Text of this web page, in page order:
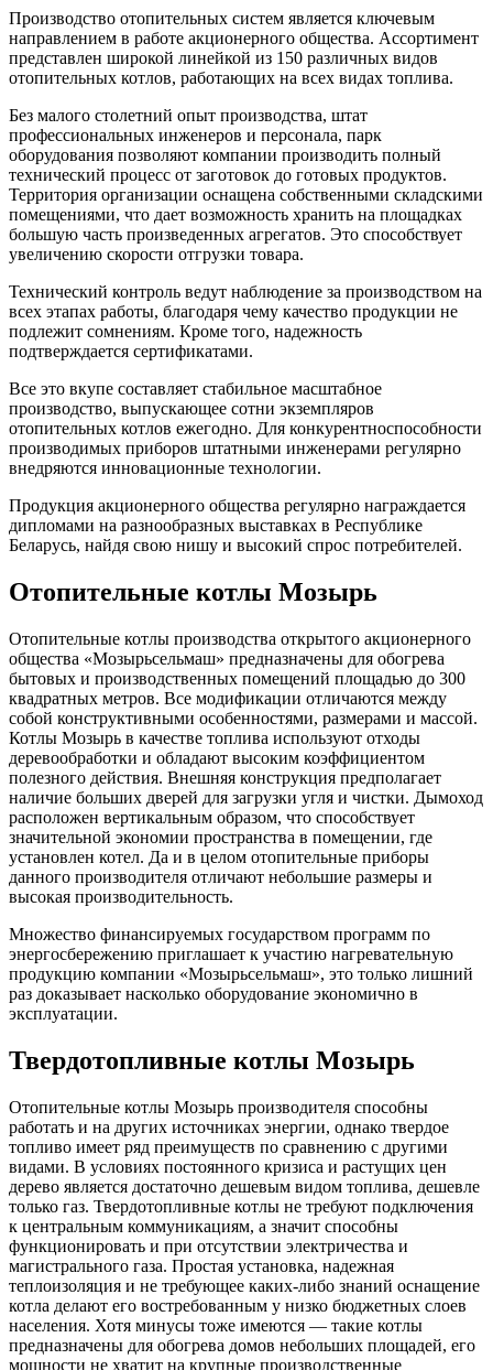
Производство отопительных систем является ключевым
направлением в работе акционерного общества. Ассортимент
представлен широкой линейкой из 150 различных видов
отопительных котлов, работающих на всех видах топлива.
Без малого столетний опыт производства, штат
профессиональных инженеров и персонала, парк
оборудования позволяют компании производить полный
технический процесс от заготовок до готовых продуктов.
Территория организации оснащена собственными складскими
помещениями, что дает возможность хранить на площадках
большую часть произведенных агрегатов. Это способствует
увеличению скорости отгрузки товара.
Технический контроль ведут наблюдение за производством на
всех этапах работы, благодаря чему качество продукции не
подлежит сомнениям. Кроме того, надежность
подтверждается сертификатами.
Все это вкупе составляет стабильное масштабное
производство, выпускающее сотни экземпляров
отопительных котлов ежегодно. Для конкурентноспособности
производимых приборов штатными инженерами регулярно
внедряются инновационные технологии.
Продукция акционерного общества регулярно награждается
дипломами на разнообразных выставках в Республике
Беларусь, найдя свою нишу и высокий спрос потребителей.
Отопительные котлы Мозырь
Отопительные котлы производства открытого акционерного
общества «Мозырьсельмаш» предназначены для обогрева
бытовых и производственных помещений площадью до 300
квадратных метров. Все модификации отличаются между
собой конструктивными особенностями, размерами и массой.
Котлы Мозырь в качестве топлива используют отходы
деревообработки и обладают высоким коэффициентом
полезного действия. Внешняя конструкция предполагает
наличие больших дверей для загрузки угля и чистки. Дымоход
расположен вертикальным образом, что способствует
значительной экономии пространства в помещении, где
установлен котел. Да и в целом отопительные приборы
данного производителя отличают небольшие размеры и
высокая производительность.
Множество финансируемых государством программ по
энергосбережению приглашает к участию нагревательную
продукцию компании «Мозырьсельмаш», это только лишний
раз доказывает насколько оборудование экономично в
эксплуатации.
Твердотопливные котлы Мозырь
Отопительные котлы Мозырь производителя способны
работать и на других источниках энергии, однако твердое
топливо имеет ряд преимуществ по сравнению с другими
видами. В условиях постоянного кризиса и растущих цен
дерево является достаточно дешевым видом топлива, дешевле
только газ. Твердотопливные котлы не требуют подключения
к центральным коммуникациям, а значит способны
функционировать и при отсутствии электричества и
магистрального газа. Простая установка, надежная
теплоизоляция и не требующее каких-либо знаний оснащение
котла делают его востребованным у низко бюджетных слоев
населения. Хотя минусы тоже имеются — такие котлы
предназначены для обогрева домов небольших площадей, его
мощности не хватит на крупные производственные